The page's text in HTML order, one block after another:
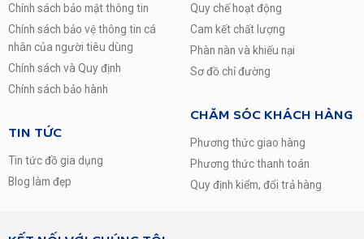
Thiết kế tinh tế, sang trọng
Máy giặt Panasonic NA-F115A5WRV là một chiếc máy giặt
cửa trên mang sắc trắng trẻ trung, tinh tế, hứa hẹn sẽ
Chính sách bảo mật thông tin
Chính sách bảo vệ thông tin cá
nhân của người tiêu dùng
Chính sách và Quy định
Chính sách bảo hành
TIN TỨC
Tin tức đồ gia dụng
Blog làm đẹp
Quy chế hoạt động
Cam kết chất lượng
Phàn nàn và khiếu nại
Sơ đồ chỉ đường
CHĂM SÓC KHÁCH HÀNG
Phương thức giao hàng
Phương thức thanh toán
Quy định kiểm, đổi trả hàng